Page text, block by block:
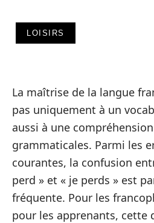
LOISIRS
La maîtrise de la langue
pas uniquement à un
aussi à une
grammaticales. Parmi les
courantes, la confusion
perd » et « je perds » est
fréquente. Pour les
pour les apprenants, cette